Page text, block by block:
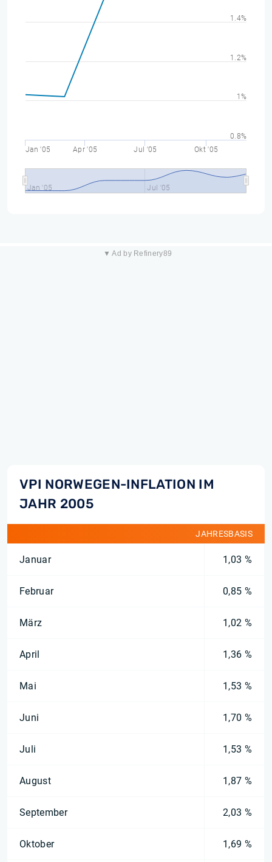
Jan '05 Apr '05 Jul '05 Okt '05
Jan '05 Jul '05
0.8%
1%
1.2%
1.4%
▼ Ad by Refinery89
VPI NORWEGEN-INFLATION IM
JAHR 2005
JAHRESBASIS
Januar 1,03 %
Februar 0,85 %
März 1,02 %
April 1,36 %
Mai 1,53 %
Juni 1,70 %
Juli 1,53 %
August 1,87 %
September 2,03 %
Oktober 1,69 %